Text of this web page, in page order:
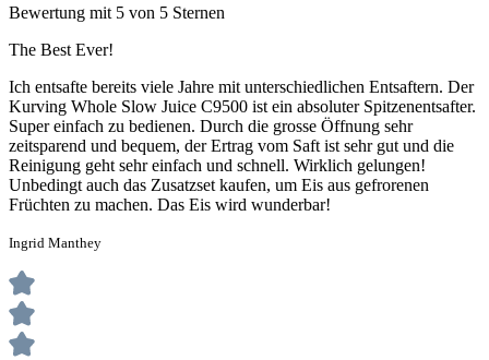
Bewertung mit 5 von 5 Sternen
The Best Ever!
Ich entsafte bereits viele Jahre mit unterschiedlichen Entsaftern. Der
Kurving Whole Slow Juice C9500 ist ein absoluter Spitzenentsafter.
Super einfach zu bedienen. Durch die grosse Öffnung sehr
zeitsparend und bequem, der Ertrag vom Saft ist sehr gut und die
Reinigung geht sehr einfach und schnell. Wirklich gelungen!
Unbedingt auch das Zusatzset kaufen, um Eis aus gefrorenen
Früchten zu machen. Das Eis wird wunderbar!
Ingrid Manthey